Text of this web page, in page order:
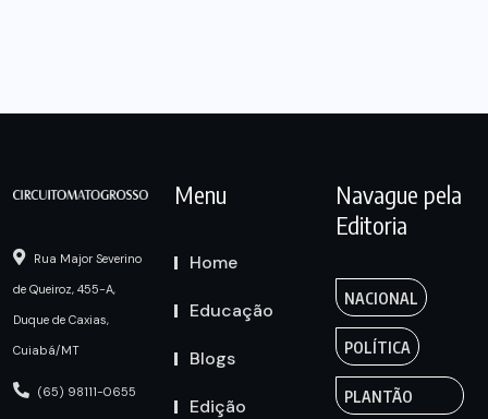
Rua Major Severino
de Queiroz, 455-A,
Duque de Caxias,
Cuiabá/MT
(65) 98111-0655
Menu
Home
Educação
Blogs
Edição
Navague pela
Editoria
NACIONAL
POLÍTICA
PLANTÃO